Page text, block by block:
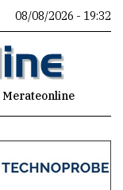
08/08/2026 - 19:32
Merateonline